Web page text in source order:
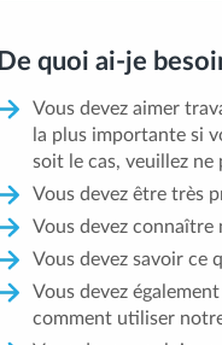
De quoi ai-je
Vous devez aimer
la plus importante si
soit le cas, veuillez
Vous devez être très
Vous devez
Vous devez savoir ce
Vous devez
comment utiliser